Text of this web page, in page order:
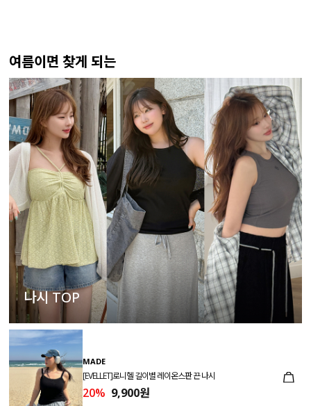
여름이면 찾게 되는
나시 TOP
MADE
[EVELLET]로니헬 길이별 레이온스판 끈 나시
20% 9,900원